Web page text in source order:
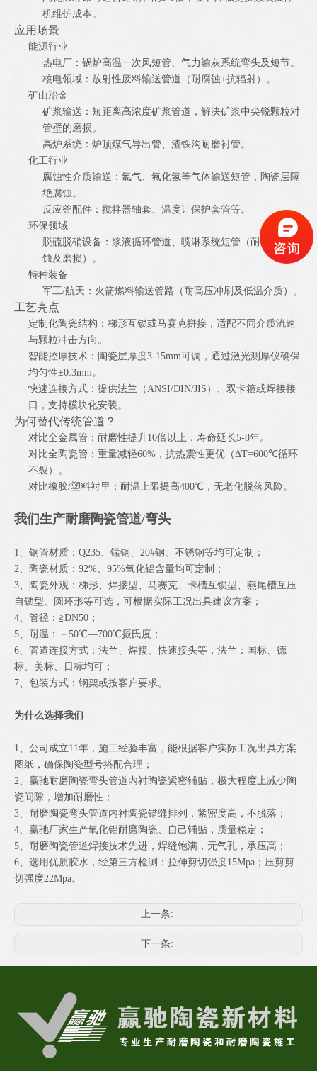
机维护成本。
应用场景
能源行业
热电厂：锅炉高温一次风短管、气力输灰系统弯头及短节。
核电领域：放射性废料输送管道（耐腐蚀+抗辐射）。
矿山冶金
矿浆输送：短距离高浓度矿浆管道，解决矿浆中尖锐颗粒对
管壁的磨损。
高炉系统：炉顶煤气导出管、渣铁沟耐磨衬管。
化工行业
腐蚀性介质输送：氯气、氟化氢等气体输送短管，陶瓷层隔
绝腐蚀。
反应釜配件：搅拌器轴套、温度计保护套管等。
环保领域
脱硫脱硝设备：浆液循环管道、喷淋系统短管（耐氯离子腐
蚀及磨损）。
特种装备
军工/航天：火箭燃料输送管路（耐高压冲刷及低温介质）。
工艺亮点
定制化陶瓷结构：梯形互锁或马赛克拼接，适配不同介质流速
与颗粒冲击方向。
智能控厚技术：陶瓷层厚度3-15mm可调，通过激光测厚仪确保
均匀性±0.3mm。
快速连接方式：提供法兰（ANSI/DIN/JIS）、双卡箍或焊接接
口，支持模块化安装。
为何替代传统管道？
对比全金属管：耐磨性提升10倍以上，寿命延长5-8年。
对比全陶瓷管：重量减轻60%，抗热震性更优（ΔT=600℃循环
不裂）。
对比橡胶/塑料衬里：耐温上限提高400℃，无老化脱落风险。
我们生产耐磨陶瓷管道/弯头
1、钢管材质：Q235、锰钢、20#钢、不锈钢等均可定制；
2、陶瓷材质：92%、95%氧化铝含量均可定制；
3、陶瓷外观：梯形、焊接型、马赛克、卡槽互锁型、燕尾槽互压
自锁型、圆环形等可选，可根据实际工况出具建议方案；
4、管径：≧DN50；
5、耐温：－50℃—700℃摄氏度；
6、管道连接方式：法兰、焊接、快速接头等，法兰：国标、德
标、美标、日标均可；
7、包装方式：钢架或按客户要求。
为什么选择我们
1、公司成立11年，施工经验丰富，能根据客户实际工况出具方案
图纸，确保陶瓷型号搭配合理；
2、赢驰耐磨陶瓷弯头管道内衬陶瓷紧密铺贴，极大程度上减少陶
瓷间隙，增加耐磨性；
3、耐磨陶瓷弯头管道内衬陶瓷错缝排列，紧密度高，不脱落；
4、赢驰厂家生产氧化铝耐磨陶瓷、自己铺贴，质量稳定；
5、耐磨陶瓷管道焊接技术先进，焊缝饱满，无气孔，承压高；
6、选用优质胶水，经第三方检测：拉伸剪切强度15Mpa；压剪剪
切强度22Mpa。
上一条:
下一条: